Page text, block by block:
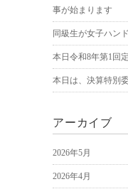
事が始まります
同級生が女子ハン
本日令和8年第1回
本日は、決算特別
アーカイブ
2026年5月
2026年4月